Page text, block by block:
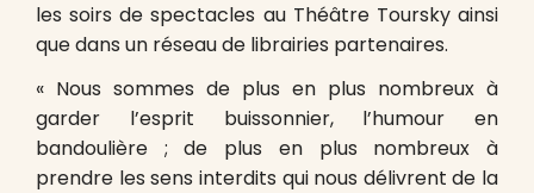
les soirs de spectacles au Théâtre Toursky ainsi
que dans un réseau de librairies partenaires.
« Nous sommes de plus en plus nombreux à
garder l’esprit buissonnier, l’humour en
bandoulière ; de plus en plus nombreux à
prendre les sens interdits qui nous délivrent de la